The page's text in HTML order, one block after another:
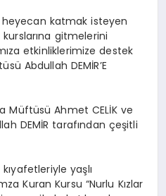
heyecan katmak isteyen
kurslarına gitmelerini
etkinliklerimize destek
Abdullah DEMİR’E
Müftüsü Ahmet CELİK ve
DEMİR tarafından çeşitli
yaşlı
Kuran Kursu “Nurlu Kızlar